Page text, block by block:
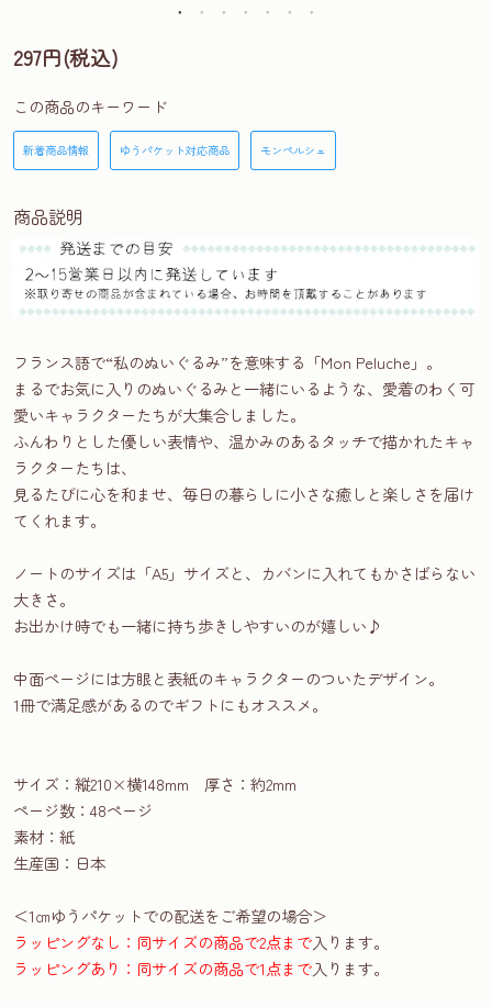
297円(税込)
この商品のキーワード
新着商品情報 ゆうパケット対応商品 モンペルシェ
商品説明
フランス語で“私のぬいぐるみ”を意味する「Mon Peluche」。
まるでお気に入りのぬいぐるみと一緒にいるような、愛着のわく可
愛いキャラクターたちが大集合しました。
ふんわりとした優しい表情や、温かみのあるタッチで描かれたキャ
ラクターたちは、
見るたびに心を和ませ、毎日の暮らしに小さな癒しと楽しさを届け
てくれます。
ノートのサイズは「A5」サイズと、カバンに入れてもかさばらない
大きさ。
お出かけ時でも一緒に持ち歩きしやすいのが嬉しい♪
中面ページには方眼と表紙のキャラクターのついたデザイン。
1冊で満足感があるのでギフトにもオススメ。
サイズ：縦210×横148mm 厚さ：約2mm
ページ数：48ページ
素材：紙
生産国：日本
＜1㎝ゆうパケットでの配送をご希望の場合＞
ラッピングなし：同サイズの商品で2点まで入ります。
ラッピングあり：同サイズの商品で1点まで入ります。